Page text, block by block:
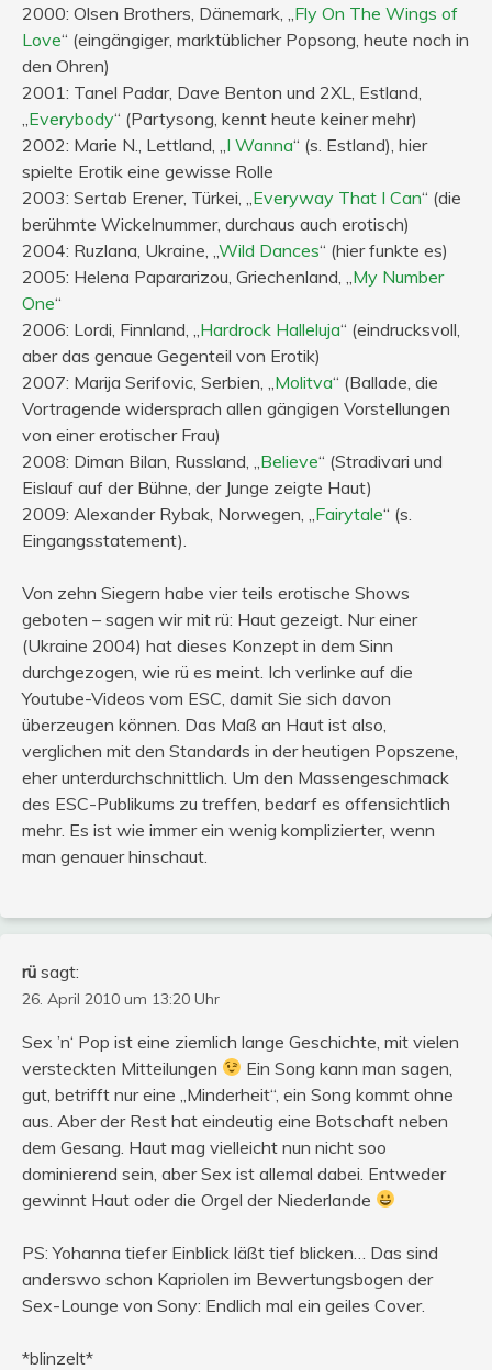
2000: Olsen Brothers, Dänemark, „ Fly On The Wings of
Love“ (eingängiger, marktüblicher Popsong, heute noch in
den Ohren)
2001: Tanel Padar, Dave Benton und 2XL, Estland,
Everybody“ (Partysong, kennt heute keiner mehr)
2002: Marie N., Lettland, „ I Wanna“ (s. Estland), hier
spielte Erotik eine gewisse Rolle
2003: Sertab Erener, Türkei, „ Everyway That I Can“ (die
berühmte Wickelnummer, durchaus auch erotisch)
2004: Ruzlana, Ukraine, „ Wild Dances“ (hier funkte es)
2005: Helena Papararizou, Griechenland, „ My Number
One“
2006: Lordi, Finnland, „ Hardrock Halleluja“ (eindrucksvoll,
aber das genaue Gegenteil von Erotik)
2007: Marija Serifovic, Serbien, „ Molitva“ (Ballade, die
Vortragende widersprach allen gängigen Vorstellungen
von einer erotischer Frau)
2008: Diman Bilan, Russland, „ Believe“ (Stradivari und
Eislauf auf der Bühne, der Junge zeigte Haut)
2009: Alexander Rybak, Norwegen, „ Fairytale“ (s.
Eingangsstatement).
Von zehn Siegern habe vier teils erotische Shows
geboten – sagen wir mit rü: Haut gezeigt. Nur einer
(Ukraine 2004) hat dieses Konzept in dem Sinn
durchgezogen, wie rü es meint. Ich verlinke auf die
Youtube-Videos vom ESC, damit Sie sich davon
überzeugen können. Das Maß an Haut ist also,
verglichen mit den Standards in der heutigen Popszene,
eher unterdurchschnittlich. Um den Massengeschmack
des ESC-Publikums zu treffen, bedarf es offensichtlich
mehr. Es ist wie immer ein wenig komplizierter, wenn
man genauer hinschaut.
rü sagt:
26. April 2010 um 13:20 Uhr
Sex ’n‘ Pop ist eine ziemlich lange Geschichte, mit vielen
versteckten Mitteilungen
Ein Song kann man sagen,
gut, betrifft nur eine „Minderheit“, ein Song kommt ohne
aus. Aber der Rest hat eindeutig eine Botschaft neben
dem Gesang. Haut mag vielleicht nun nicht soo
dominierend sein, aber Sex ist allemal dabei. Entweder
gewinnt Haut oder die Orgel der Niederlande
PS: Yohanna tiefer Einblick läßt tief blicken… Das sind
anderswo schon Kapriolen im Bewertungsbogen der
Sex-Lounge von Sony: Endlich mal ein geiles Cover.
*blinzelt*